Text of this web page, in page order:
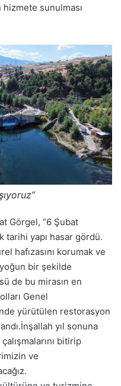
sunulması
Görgel, “6 Şubat
yapı hasar gördü.
hafızasını korumak ve
bir şekilde
de bu mirasın en
Genel
yürütülen restorasyon
yıl sonuna
bitirip
ve